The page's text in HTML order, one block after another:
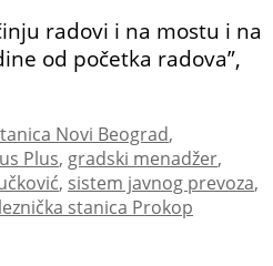
radovi i na mostu i na
od početka radova”,
Novi Beograd,
Plus, gradski menadžer,
, sistem javnog prevoza,
stanica Prokop